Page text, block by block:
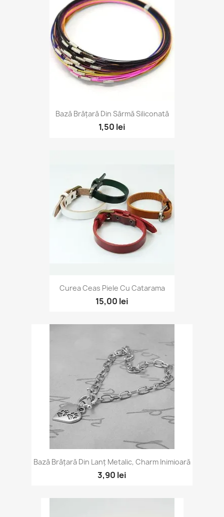
Bază Brățară Din Sârmă Siliconată
1,50 lei
Curea Ceas Piele Cu Catarama
15,00 lei
Bază Brățară Din Lanț Metalic, Charm Inimioară
3,90 lei